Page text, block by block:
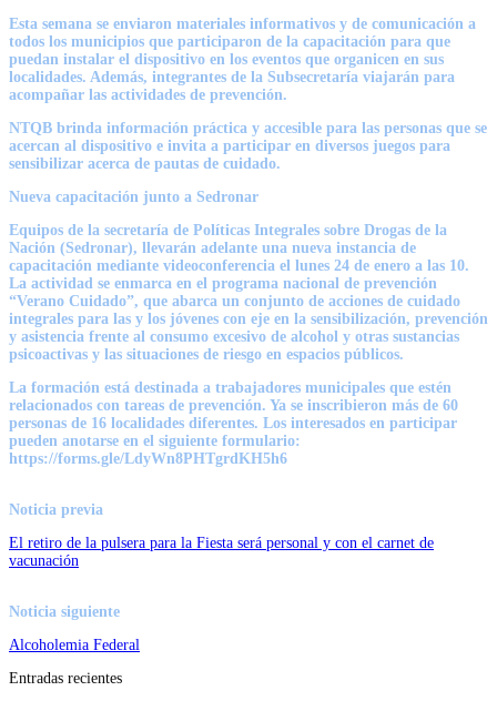
Esta semana se enviaron materiales informativos y de comunicación a
todos los municipios que participaron de la capacitación para que
puedan instalar el dispositivo en los eventos que organicen en sus
localidades. Además, integrantes de la Subsecretaría viajarán para
acompañar las actividades de prevención.
NTQB brinda información práctica y accesible para las personas que se
acercan al dispositivo e invita a participar en diversos juegos para
sensibilizar acerca de pautas de cuidado.
Nueva capacitación junto a Sedronar
Equipos de la secretaría de Políticas Integrales sobre Drogas de la
Nación (Sedronar), llevarán adelante una nueva instancia de
capacitación mediante videoconferencia el lunes 24 de enero a las 10.
La actividad se enmarca en el programa nacional de prevención
“Verano Cuidado”, que abarca un conjunto de acciones de cuidado
integrales para las y los jóvenes con eje en la sensibilización, prevención
y asistencia frente al consumo excesivo de alcohol y otras sustancias
psicoactivas y las situaciones de riesgo en espacios públicos.
La formación está destinada a trabajadores municipales que estén
relacionados con tareas de prevención. Ya se inscribieron más de 60
personas de 16 localidades diferentes. Los interesados en participar
pueden anotarse en el siguiente formulario:
https://forms.gle/LdyWn8PHTgrdKH5h6
Noticia previa
El retiro de la pulsera para la Fiesta será personal y con el carnet de
vacunación
Noticia siguiente
Alcoholemia Federal
Entradas recientes